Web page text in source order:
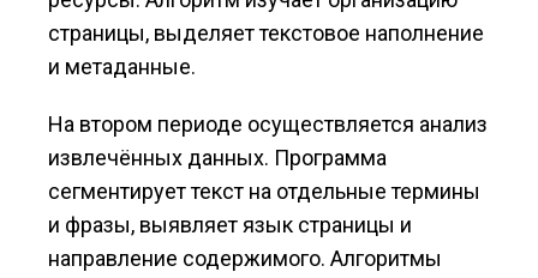
страницы, выделяет текстовое наполнение
и метаданные.
На втором периоде осуществляется анализ
извлечённых данных. Программа
сегментирует текст на отдельные термины
и фразы, выявляет язык страницы и
направление содержимого. Алгоритмы